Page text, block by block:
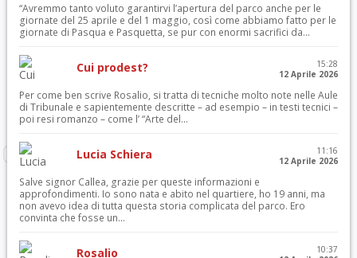
“Avremmo tanto voluto garantirvi l’apertura del parco anche per le
giornate del 25 aprile e del 1 maggio, così come abbiamo fatto per le
giornate di Pasqua e Pasquetta, se pur con enormi sacrifici da...
Cui prodest?
15:28
12 Aprile 2026
Per come ben scrive Rosalio, si tratta di tecniche molto note nelle Aule
di Tribunale e sapientemente descritte – ad esempio – in testi tecnici –
poi resi romanzo – come l’ “Arte del...
Lucia Schiera
11:16
12 Aprile 2026
Salve signor Callea, grazie per queste informazioni e
approfondimenti. Io sono nata e abito nel quartiere, ho 19 anni, ma
non avevo idea di tutta questa storia complicata del parco. Ero
convinta che fosse un...
Rosalio
10:37